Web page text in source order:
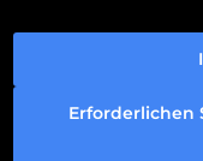
Erforderlichen